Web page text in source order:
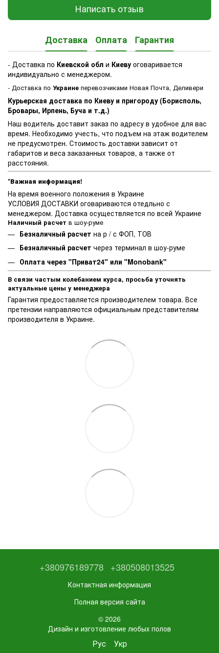
Написать отзыв
Доставка Оплата Гарантия
- Доставка по Киевской обл и Киеву оговаривается
индивидуально с менеджером.
- Доставка по Украине перевозчиками Новая Почта, Деливери
Курьерская доставка по Киеву и пригороду (Борисполь,
Бровары, Ирпень, Буча и т.д.)
Наш водитель доставит заказ по адресу в удобное для вас
время. Необходимо учесть, что подъем на этаж водителем
не предусмотрен. Стоимость доставки зависит от
габаритов и веса заказанных товаров, а также от
расстояния.
*Важная информация!
На время военного положения в Украине
УСЛОВИЯ ДОСТАВКИ оговариваются отедльно с
менеджером. Доставка осуществляется по всей Украине
Наличный расчет в шоу-руме
Безналичный расчет на р / с ФОП, ТОВ
Безналичный расчет через терминал в шоу-руме
Оплата через "Приват24" или "Monobank"
В связи частым колебанием курса, просьба уточнять
актуальные цены у менеджера
Гарантия предоставляется производителем товара. Все
претензии направляются официальным представителям
производителя в Украине.
+380976189778 +380508013525
Контактная информация
Полная версия сайта
© 2026
Дизайн и изготовление любых полов
Рус Укр